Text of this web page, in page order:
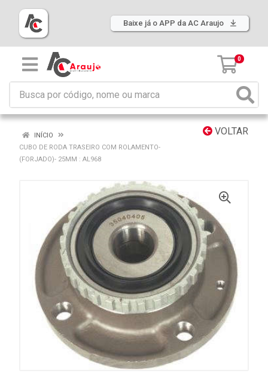
Baixe já o APP da AC Araujo
0
VOLTAR
INÍCIO
CUBO DE RODA TRASEIRO COM ROLAMENTO-
(FORJADO)- 25MM : AL968